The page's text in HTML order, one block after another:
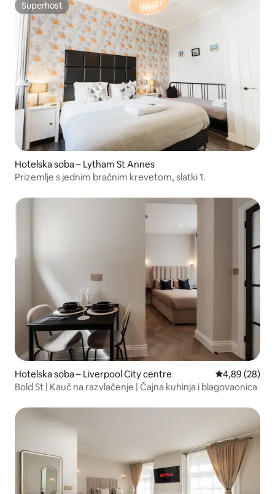
Superhost
Superhost
Hotelska soba – Lytham St Annes
Prizemlje s jednim bračnim krevetom, slatki 1.
Hotelska soba – Liverpool City centre Prosječna
4,89 (28)
Bold St | Kauč na razvlačenje | Čajna kuhinja i blagovaonica